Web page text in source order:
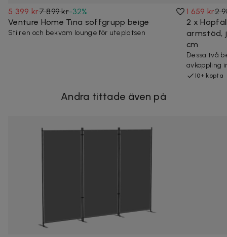
5 399 kr7 899 kr-32%
Venture Home Tina soffgrupp beige
Stilren och bekväm lounge för uteplatsen
1 659 kr2
2 x
armstöd,
cm
Dessa två
avkoppling
10+ köpta
Andra tittade även på